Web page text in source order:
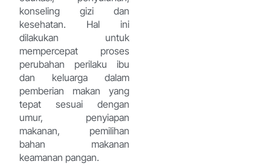
konseling gizi dan
kesehatan. Hal ini
dilakukan untuk
mempercepat proses
perubahan perilaku ibu
dan keluarga dalam
pemberian makan yang
tepat sesuai dengan
umur, penyiapan
makanan, pemilihan
bahan makanan
keamanan pangan.